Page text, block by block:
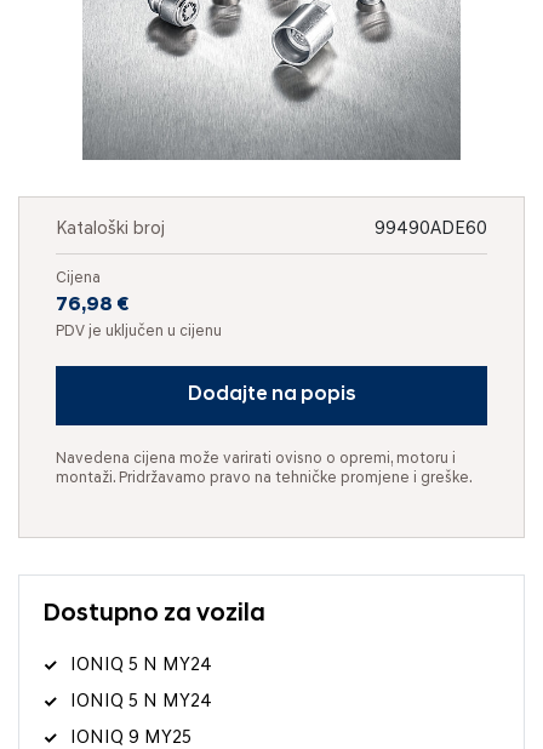
Kataloški broj 99490ADE60
Cijena
76,98 €
PDV je uključen u cijenu
Dodajte na popis
Navedena cijena može varirati ovisno o opremi, motoru i
montaži. Pridržavamo pravo na tehničke promjene i greške.
Dostupno za vozila
IONIQ 5 N MY24
IONIQ 5 N MY24
IONIQ 9 MY25